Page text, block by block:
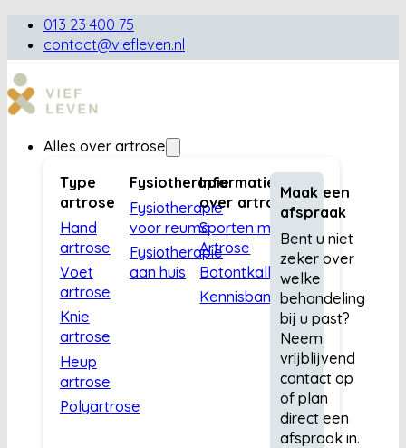
013 23 400 75
contact@viefleven.nl
Alles over artrose
Type
artrose
Hand
artrose
Voet
artrose
Knie
artrose
Heup
artrose
Polyartrose
Fysiotherapie
Fysiotherapie
voor reuma
Fysiotherapie
aan huis
Informatie
over artrose
Sporten met
Artrose
Botontkalking
Kennisbank
Maak een
afspraak
Bent u niet
zeker over
welke
behandeling
bij u past?
Neem
vrijblijvend
contact op
of plan
direct een
afspraak in.